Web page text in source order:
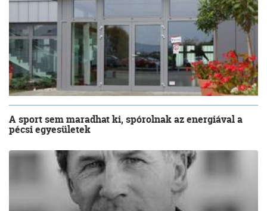
A sport sem maradhat ki, spórolnak az energiával a
pécsi egyesületek